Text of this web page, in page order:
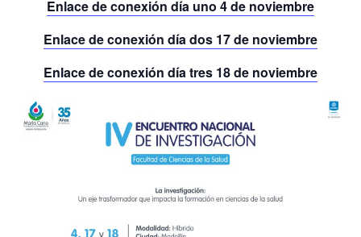
Enlace de conexión día uno 4 de noviembre
Enlace de conexión día dos 17 de noviembre
Enlace de conexión día tres 18 de noviembre